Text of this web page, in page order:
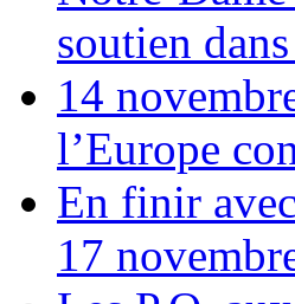
soutien
14
l’Europe
En finir
17